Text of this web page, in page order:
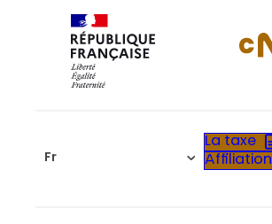
Fr
La taxe
Affiliation